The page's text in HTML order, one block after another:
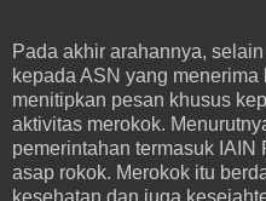
Pada akhir arahannya,
kepada ASN yang
menitipkan pesan khusus
aktivitas merokok.
pemerintahan termasuk
asap rokok. Merokok itu